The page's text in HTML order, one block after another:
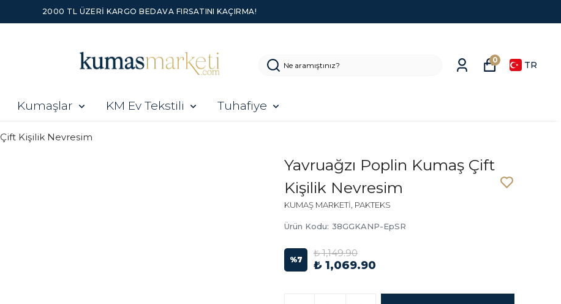
2000 TL ÜZERI KARGO BEDAVA FIRSATINI KAÇIRMA!
Kumaşlar KM Ev Tekstili Tuhafiye
0 TR
Çift Kişilik Nevresim
Yavruağzı Poplin Kumaş Çift
Kişilik Nevresim
KUMAŞ MARKETİ, PAKTEKS
Ürün Kodu: 38GGKANP-EpSR
%7
₺ 1,149.90
₺ 1,069.90